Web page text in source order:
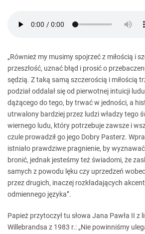
„Również my musimy spojrzeć z miłością i
przeszłość, uznać błąd i prosić o
sędzią. Z taką samą szczerością i miłością
podział oddalał się od pierwotnej intuicji
dążącego do tego, by trwać w jedności, a
utrwalony bardziej przez ludzi władzy tego
wiernego ludu, który potrzebuje zawsze i
czule prowadził go jego Dobry Pasterz.
istniało prawdziwe pragnienie, by
bronić, jednak jesteśmy też świadomi, że
samych z powodu lęku czy uprzedzeń
przez drugich, inaczej rozkładających
odmiennego języka”.
Papież przytoczył tu słowa Jana Pawła II z
Willebrandsa z 1983 r.: „Nie powinniśmy